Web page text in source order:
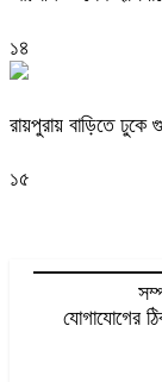
১৪
রায়পুরায় বাড়িতে
১৫
যোগাযোগের